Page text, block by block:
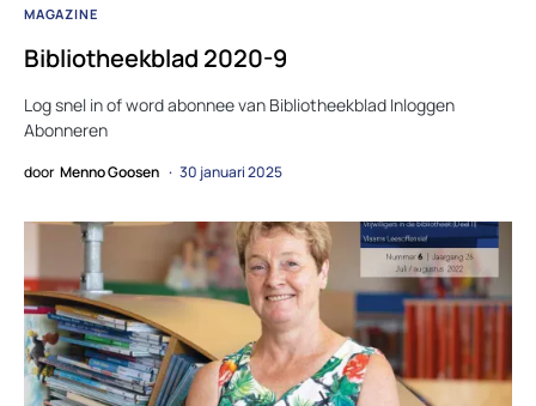
MAGAZINE
Bibliotheekblad 2020-9
Log snel in of word abonnee van Bibliotheekblad Inloggen
Abonneren
door Menno Goosen 30 januari 2025